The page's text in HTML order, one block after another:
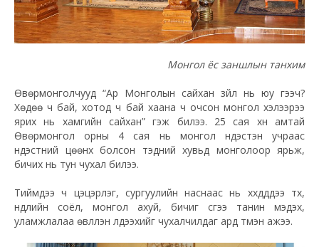
Монгол ёс заншлын танхим
Өвөрмонголчууд “Ар Монголын сайхан зүйл нь юу гээч?
Хөдөө ч бай, хотод ч бай хаана ч очсон монгол хэлээрээ
ярих нь хамгийн сайхан” гэж билээ. 25 сая хүн амтай
Өвөрмонгол орны 4 сая нь монгол үндэстэн учраас
үндэстний цөөнх болсон тэдний хувьд монголоор ярьж,
бичих нь тун чухал билээ.
Тиймдээ ч цэцэрлэг, сургуулийн наснаас нь хүүхдүүддээ түүх,
нүүдлийн соёл, монгол ахуй, бичиг үсгээ танин мэдэх,
уламжлалаа өвлүүлэн үлдээхийг чухалчилдаг ард түмэн ажээ.